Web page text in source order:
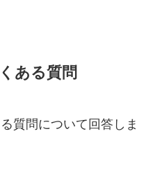
ある質問
質問について回答しま